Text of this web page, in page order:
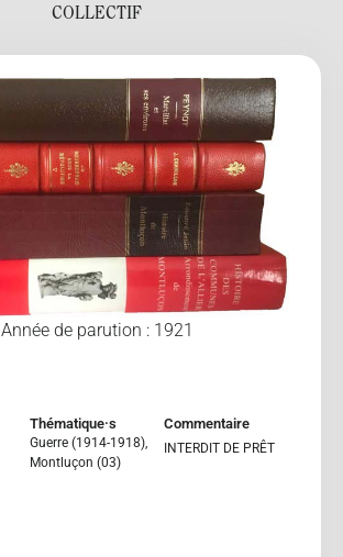
COLLECTIF
Année de parution : 1921
Thématique·s
Guerre (1914-1918),
Montluçon (03)
Commentaire
INTERDIT DE PRÊT